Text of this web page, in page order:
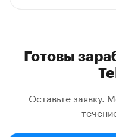
Готовы
Оставьте заявку.